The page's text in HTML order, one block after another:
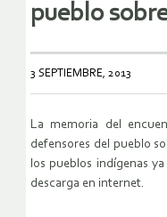
pueblo
3 SEPTIEMBRE, 2013
La memoria del
defensores del pueblo
los pueblos indígenas
descarga en internet.